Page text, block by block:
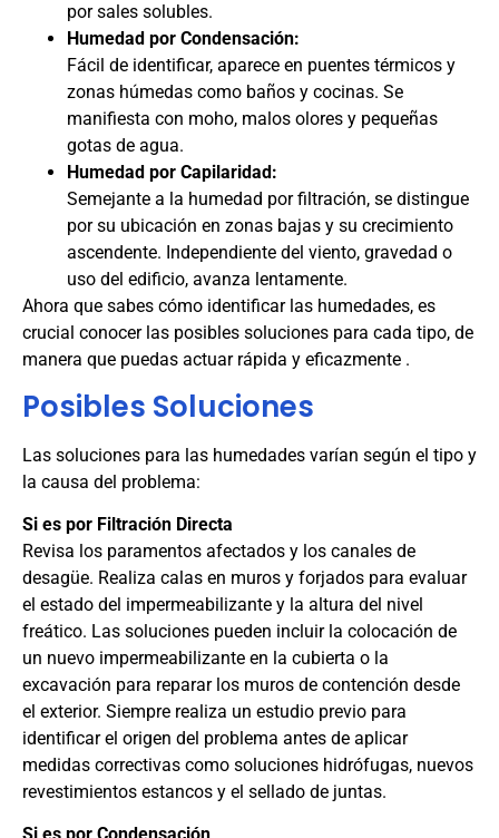
por sales solubles.
Humedad por Condensación:
Fácil de identificar, aparece en puentes térmicos y
zonas húmedas como baños y cocinas. Se
manifiesta con moho, malos olores y pequeñas
gotas de agua.
Humedad por Capilaridad:
Semejante a la humedad por filtración, se distingue
por su ubicación en zonas bajas y su crecimiento
ascendente. Independiente del viento, gravedad o
uso del edificio, avanza lentamente.
Ahora que sabes cómo identificar las humedades, es
crucial conocer las posibles soluciones para cada tipo, de
manera que puedas actuar rápida y eficazmente .
Posibles Soluciones
Las soluciones para las humedades varían según el tipo y
la causa del problema:
Si es por Filtración Directa
Revisa los paramentos afectados y los canales de
desagüe. Realiza calas en muros y forjados para evaluar
el estado del impermeabilizante y la altura del nivel
freático. Las soluciones pueden incluir la colocación de
un nuevo impermeabilizante en la cubierta o la
excavación para reparar los muros de contención desde
el exterior. Siempre realiza un estudio previo para
identificar el origen del problema antes de aplicar
medidas correctivas como soluciones hidrófugas, nuevos
revestimientos estancos y el sellado de juntas.